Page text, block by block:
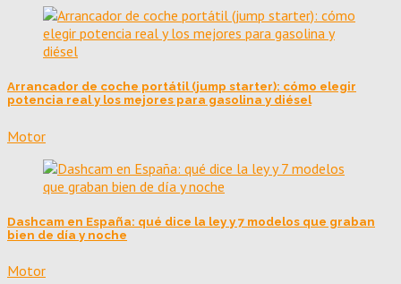
Arrancador de coche portátil (jump starter): cómo elegir
potencia real y los mejores para gasolina y diésel
Motor
Dashcam en España: qué dice la ley y 7 modelos que graban
bien de día y noche
Motor